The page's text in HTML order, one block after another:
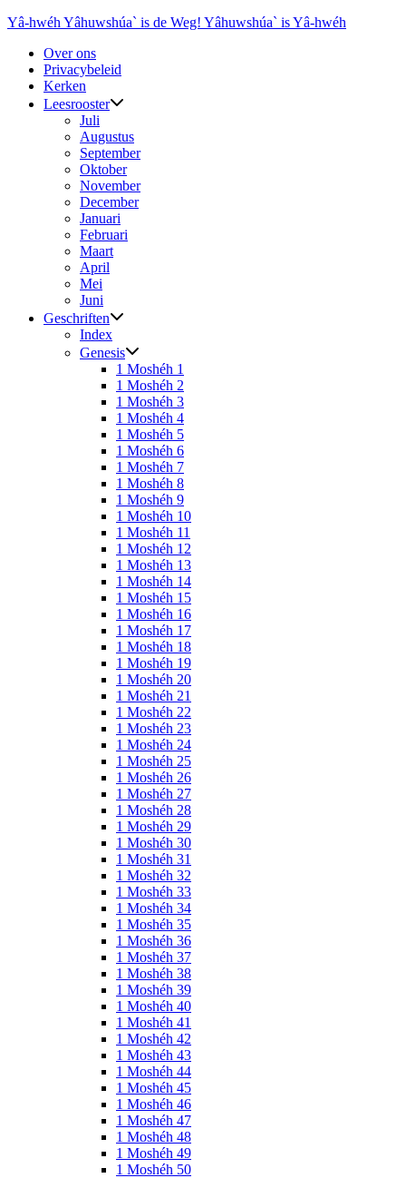
Ga
inhoud
Yâ-hwéh Yâhuwshúa` is de Weg! Yâhuwshúa` is Yâ-hwéh
Over ons
Privacybeleid
Kerken
Leesrooster
Juli
Augustus
September
Oktober
November
December
Januari
Februari
Maart
April
Mei
Juni
Geschriften
Index
Genesis
1 Moshéh 1
1 Moshéh 2
1 Moshéh 3
1 Moshéh 4
1 Moshéh 5
1 Moshéh 6
1 Moshéh 7
1 Moshéh 8
1 Moshéh 9
1 Moshéh 10
1 Moshéh 11
1 Moshéh 12
1 Moshéh 13
1 Moshéh 14
1 Moshéh 15
1 Moshéh 16
1 Moshéh 17
1 Moshéh 18
1 Moshéh 19
1 Moshéh 20
1 Moshéh 21
1 Moshéh 22
1 Moshéh 23
1 Moshéh 24
1 Moshéh 25
1 Moshéh 26
1 Moshéh 27
1 Moshéh 28
1 Moshéh 29
1 Moshéh 30
1 Moshéh 31
1 Moshéh 32
1 Moshéh 33
1 Moshéh 34
1 Moshéh 35
1 Moshéh 36
1 Moshéh 37
1 Moshéh 38
1 Moshéh 39
1 Moshéh 40
1 Moshéh 41
1 Moshéh 42
1 Moshéh 43
1 Moshéh 44
1 Moshéh 45
1 Moshéh 46
1 Moshéh 47
1 Moshéh 48
1 Moshéh 49
1 Moshéh 50